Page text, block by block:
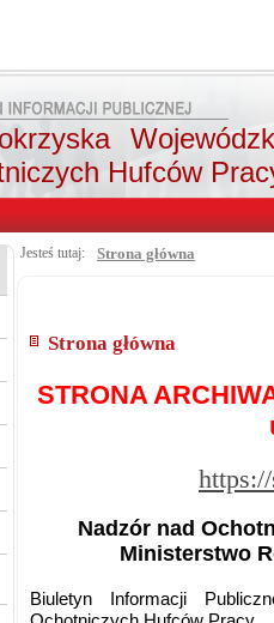
Hufców
Jesteś tutaj: Strona główna
Strona główna
STRONA
Nadzór nad
Ministerstwo
Biuletyn Informacji